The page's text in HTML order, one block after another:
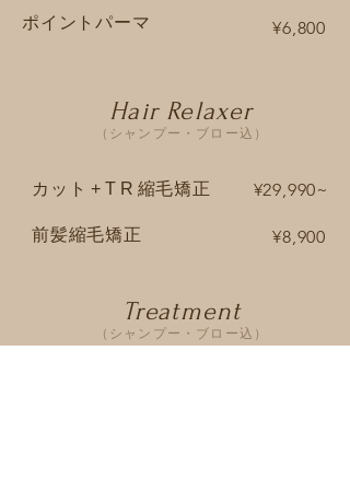
ポイントパーマ ¥6,800
Hair Relaxer
（シャンプー・ブロー込）
カッ ト+TR 縮毛矯正
​前髪縮毛矯正
¥29,990~
¥8,900
Treatment
（シャンプー・ブロー込）